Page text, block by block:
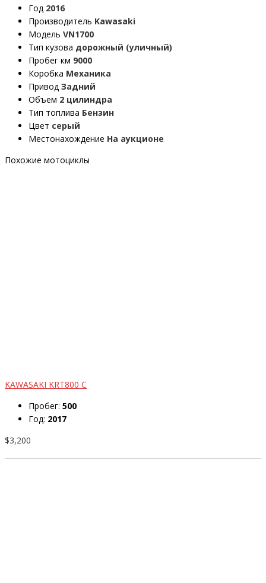
Год 2016
Производитель Kawasaki
Модель VN1700
Тип кузова дорожный (уличный)
Пробег км 9000
Коробка Механика
Привод Задний
Объем 2 цилиндра
Тип топлива Бензин
Цвет серый
Местонахождение На аукционе
Похожие мотоциклы
KAWASAKI KRT800 C
Пробег: 500
Год: 2017
$3,200